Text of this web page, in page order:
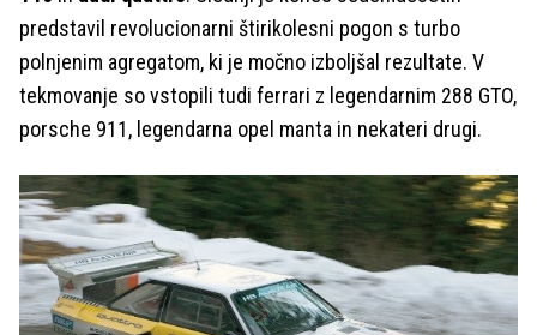
predstavil revolucionarni štirikolesni pogon s turbo
polnjenim agregatom, ki je močno izboljšal rezultate. V
tekmovanje so vstopili tudi ferrari z legendarnim 288 GTO,
porsche 911, legendarna opel manta in nekateri drugi.